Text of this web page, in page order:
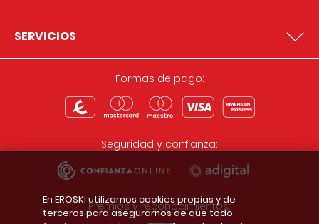
SERVICIOS
Formas de pago:
Seguridad y confianza:
Premios y reconocimientos:
En EROSKI utilizamos cookies propias y de
terceros para asegurarnos de que todo